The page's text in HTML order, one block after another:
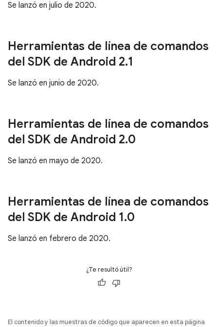
Se lanzó en julio de 2020.
Herramientas de línea de comandos
del SDK de Android 2.1
Se lanzó en junio de 2020.
Herramientas de línea de comandos
del SDK de Android 2.0
Se lanzó en mayo de 2020.
Herramientas de línea de comandos
del SDK de Android 1.0
Se lanzó en febrero de 2020.
¿Te resultó útil?
El contenido y las muestras de código que aparecen en esta página